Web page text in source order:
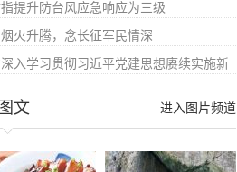
提升防台风应急响应为三级
火升腾，念长征军民情深
入学习贯彻习近平党建思想赓续实施新
进入图片频道
文